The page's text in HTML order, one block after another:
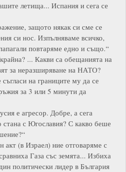
летища... Испания и сега се
защото някак си сме се
си нос. Изпълняваме всичко,
повтаряме едно и също.“
... Какви са обещанията на
за неразширяване на НАТО?
на границите му да се
за 3 или 5 минути да
е агресор. Добре, а сега
с Югославия? С какво беше
акт (в Израел) ние отговаряме с
Газа със земята... Избиха
политически лидер в България